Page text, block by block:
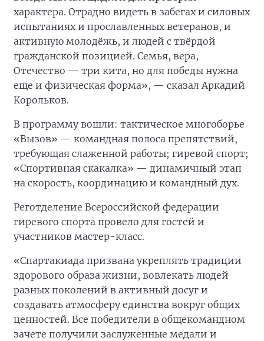
характера. Отрадно видеть в забегах и силовых
испытаниях и прославленных ветеранов, и
активную молодёжь, и людей с твёрдой
гражданской позицией. Семья, вера,
Отечество — три кита, но для победы нужна
еще и физическая форма», — сказал Аркадий
Корольков.
В программу вошли: тактическое многоборье
«Вызов» — командная полоса препятствий,
требующая слаженной работы; гиревой спорт;
«Спортивная скакалка» — динамичный этап
на скорость, координацию и командный дух.
Реготделение Всероссийской федерации
гиревого спорта провело для гостей и
участников мастер-класс.
«Спартакиада призвана укреплять традиции
здорового образа жизни, вовлекать людей
разных поколений в активный досуг и
создавать атмосферу единства вокруг общих
ценностей. Все победители в общекомандном
зачете получили заслуженные медали и